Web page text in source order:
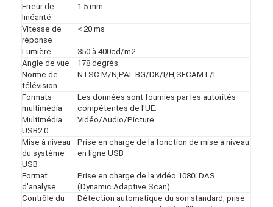
Erreur de
linéarité
1.5 mm
Vitesse de
réponse
< 20 ms
Lumière
350 à 400cd/m2
Angle de vue
178 degrés
Norme de
télévision
NTSC M/N,PAL BG/DK/I/H,SECAM L/L
Formats
multimédia
Les données sont fournies par les autorités
compétentes de l'UE.
Multimédia
USB2.0
Vidéo/Audio/Picture
Mise à niveau
du système
USB
Prise en charge de la fonction de mise à niveau
en ligne USB
Format
d'analyse
Prise en charge de la vidéo 1080i DAS
(Dynamic Adaptive Scan)
Contrôle du
Détection automatique du son standard, prise